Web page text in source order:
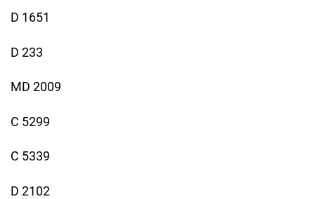
D 1651
D 233
MD 2009
C 5299
C 5339
D 2102